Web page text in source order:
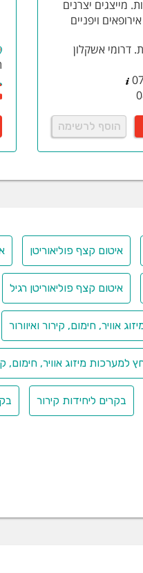
מייצגים יצרנים
ויפניים
א.ת. דרומי אשקלון
הוסף לרשימה
איטום קצף פוליאוריטן
איטום קצף פוליאוריטן רגיל
אוויר, חימום, קירור ואיוורור
למערכות מיזוג אוויר, חימום,
בקרים ליחידות קירור